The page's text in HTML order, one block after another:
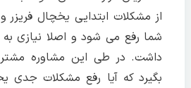
از مشکلات ابتدایی یخچال فریزر
شما رفع می شود و اصلا نیازی
داشت. در طی این مشاوره
بگیرد که آیا رفع مشکلات جدی